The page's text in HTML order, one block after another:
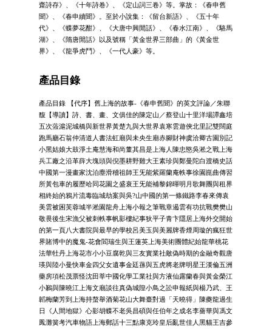
齋詩存》、《十年詩卷》、《定山詞三卷》等。掌故：《春申舊
聞》、《春申續聞》。至於小說集：《留台新語》、《五十年
代》、《蝶夢花酣》、《大唐中興閒話》、《春水江南》、《駱馬
湖》、《隋唐閒話》以及號稱「黃金世界三部曲」的《黃金世
界》、《龍爭虎鬥》、《一代人豪》等。
產品目錄
產品目錄 【代序】舊上海的故事-《春申舊聞》的英文評論／朱聯
馥【導讀】詩、書、畫、文俱佳的陳定山／蔡登山十里洋場譚鑫培
五次蒞滬泥城橋與新世界黃楚九與大世界袁寒雲遊俠北里記雙闊庭
跑馬廳石翁仲清道人書法虹廟與未央生廟赤腳財神虞洽卿古園別記
小黑姑娘大鼓淨土庵慧海和尚董其昌是上海人陳忠愍吳淞之戰上海
兵工廠之沿革薛大塊頭與倪墨耕野雞大王素珍與鄭曼陀白渡橋史話
中國第一漫畫家沈泊塵滑稽祖師王旡能紫羅蘭庵軼事徐園崑曲傳習
所黃包車的履歷哈同花園之盛衰王旡能補黎錦暉明月歌舞團與租界
相終始的鴉片流毒臨城劫案與吳?山中國的第一條鐵路李春來傳袁
美雲被困芙蓉城半淞園龍舟上海小報之筆戰章遏雲有功抗戰樊樊山
敬畏後生宋漁父被刺軼事帆影樓紀事狄平子青卞隱居上海外交開始
的第一頁八大書院與最早的學校呂美玉與美麗牌香煙周璇的瘋狂世
界賭博中的魔鬼-花會閻瑞生與王蓮英上海美術團體紀始龍華桃花
法華牡丹上海花市小小豆腐乾與三友實業社敵偽時期的金融奇觀唐
瑛與陸小曼快車金四父女遺事金廷蓀與五虎將老牌明星王漢倫五洲
藥房項松茂票怪沈田莘中國化學工業社與方液仙露蘭春與黃金榮江
小鶼與陳曉江上海文廟談往真偽城隍小鳥之訟申報紙與楊乃武、王
韜梅蘭芳到上海持螯舉酒菊花山大舞臺對過「天曉得」陳夔龍過生
日《人間地獄》心影胡蝶不老吳昌碩與任伯年之成名李薔華與馮文
鳳灘簧考汽車物語上海郵話十三點康克玲皇后亂世佳人黑貓王吉參